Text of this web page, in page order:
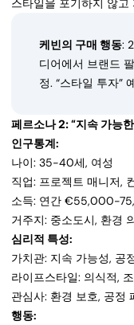
스타일을 포기하지 않
케빈의 구매 행동:
디어에서 브랜드
정. “스타일 투자”
페르소나 2: “지속 가능
인구통계:
나이: 35-40세, 여성
직업: 프로젝트 매니저,
소득: 연간 €55,000-
거주지: 중소도시, 환경
심리적 특성:
가치관: 지속 가능성, 공
라이프스타일: 의식적,
관심사: 환경 보호, 공정
행동: